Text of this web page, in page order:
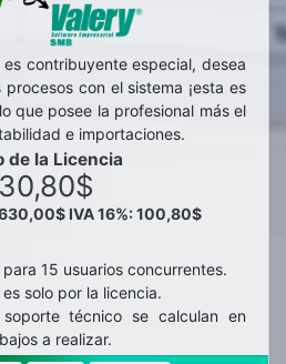
contribuyente especial, desea
con el sistema ¡esta es
que posee la profesional más el
e importaciones.
de la Licencia
IVA 16%: 100,80$
15 usuarios concurrentes.
solo por la licencia.
técnico se calculan en
a realizar.